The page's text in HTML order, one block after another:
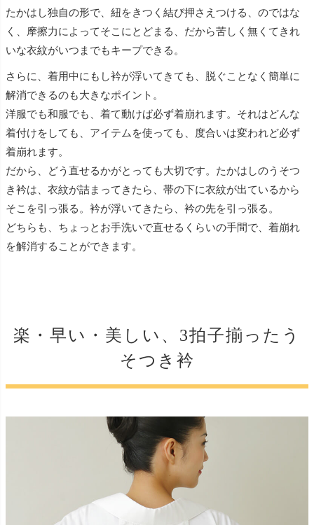
たかはし独自の形で、紐をきつく結び押さえつける、のではな
く、摩擦力によってそこにとどまる、だから苦しく無くてきれ
いな衣紋がいつまでもキープできる。
さらに、着用中にもし衿が浮いてきても、脱ぐことなく簡単に
解消できるのも大きなポイント。
洋服でも和服でも、着て動けば必ず着崩れます。それはどんな
着付けをしても、アイテムを使っても、度合いは変われど必ず
着崩れます。
だから、どう直せるかがとっても大切です。たかはしのうそつ
き衿は、衣紋が詰まってきたら、帯の下に衣紋が出ているから
そこを引っ張る。衿が浮いてきたら、衿の先を引っ張る。
どちらも、ちょっとお手洗いで直せるくらいの手間で、着崩れ
を解消することができます。
楽・早い・美しい、3拍子揃ったう
そつき衿